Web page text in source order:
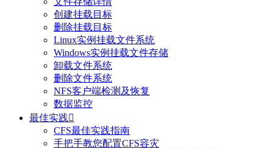
创建挂载目标
删除挂载目标
Linux实例挂载文件系统
Windows实例挂载文件存储
卸载文件系统
删除文件系统
NFS客户端检测及恢复
数据监控
最佳实践
CFS最佳实践指南
手把手教您配置CFS容灾